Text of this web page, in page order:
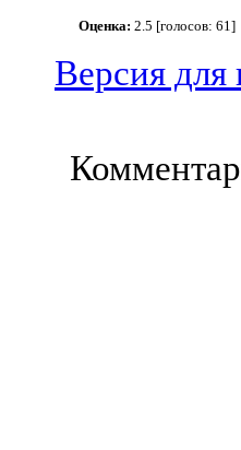
Оценка: 2.5 [голосов: 61]
Версия для